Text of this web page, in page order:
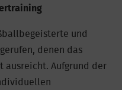
und
denen das
ausreicht. Aufgrund der